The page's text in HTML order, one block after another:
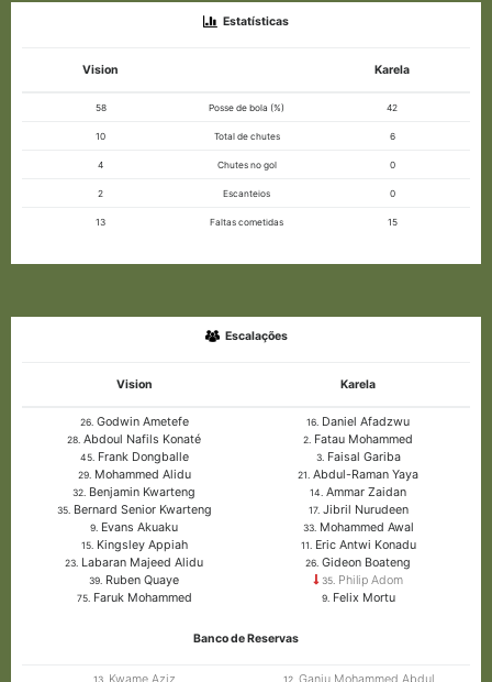
Estatísticas
Vision Karela
58 Posse de bola (%) 42
10 Total de chutes 6
4 Chutes no gol 0
2 Escanteios 0
13 Faltas cometidas 15
Escalações
Vision Karela
26.Godwin Ametefe
28. Abdoul Nafils Konaté
45.Frank Dongballe
29.Mohammed Alidu
32. Benjamin Kwarteng
35.Bernard Senior Kwarteng
9. Evans Akuaku
15.Kingsley Appiah
23. Labaran Majeed Alidu
39. Ruben Quaye
75.Faruk Mohammed
16. Daniel Afadzwu
2. Fatau Mohammed
3.Faisal Gariba
21. Abdul-Raman Yaya
14. Ammar Zaidan
17.Jibril Nurudeen
33.Mohammed Awal
11. Eric Antwi Konadu
26. Gideon Boateng
35. Philip Adom
9.Felix Mortu
Banco de Reservas
13. Kwame Aziz 12. Ganiu Mohammed Abdul